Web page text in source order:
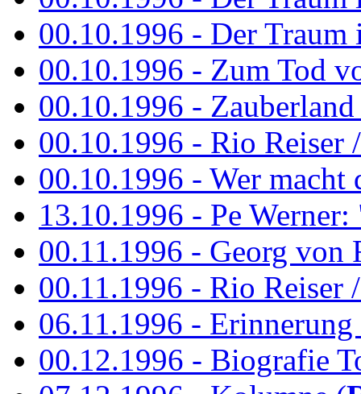
00.10.1996 - Der Traum
00.10.1996 - Zum Tod
00.10.1996 -
00.10.1996 - Rio Reiser
00.10.1996 - Wer macht
13.10.1996 - Pe
00.11.1996 - Georg von
00.11.1996 - Rio Reiser
06.11.1996 -
00.12.1996 - Biografie